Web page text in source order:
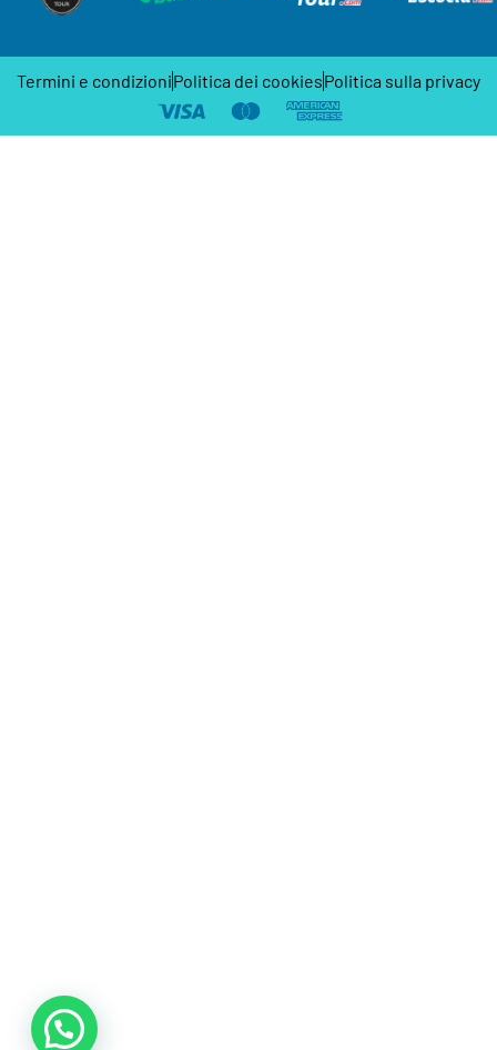
Termini e condizioniPolitica dei cookiesPolitica sulla privacy